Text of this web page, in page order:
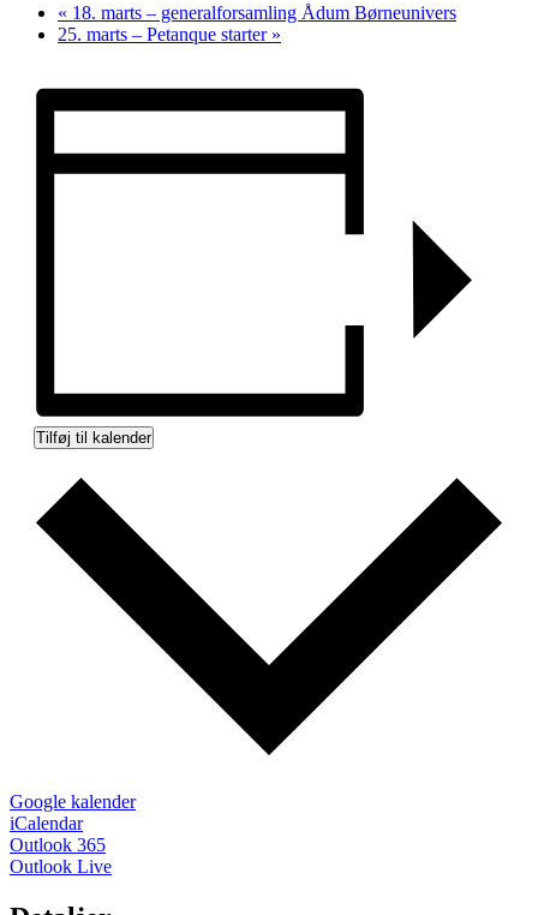
« 18. marts – generalforsamling Ådum Børneunivers
25. marts – Petanque starter »
Tilføj til kalender
Google kalender
iCalendar
Outlook 365
Outlook Live